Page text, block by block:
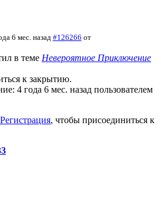
6 мес. назад #126266 от
в теме Невероятное Приключение
к закрытию.
4 года 6 мес. назад пользователем
Регистрация, чтобы присоединиться к